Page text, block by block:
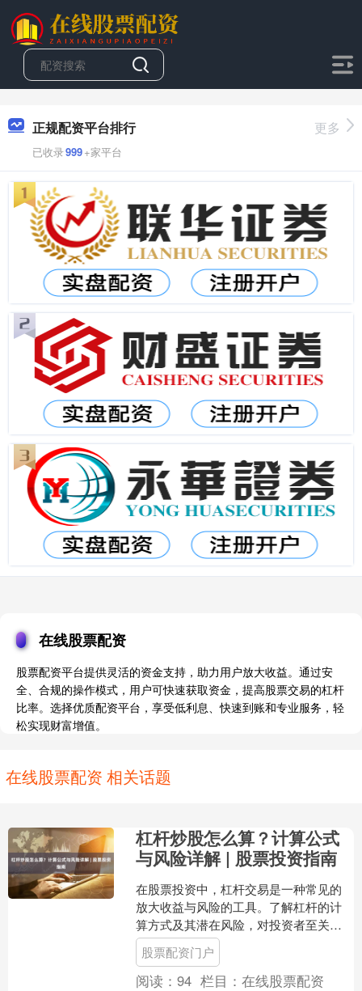
正规配资平台排行
已收录999+家平台
更多
在线股票配资
股票配资平台提供灵活的资金支持，助力用户放大收益。通过安
全、合规的操作模式，用户可快速获取资金，提高股票交易的杠杆
比率。选择优质配资平台，享受低利息、快速到账和专业服务，轻
松实现财富增值。
在线股票配资 相关话题
杠杆炒股怎么算？计算公式
与风险详解 | 股票投资指南
在股票投资中，杠杆交易是一种常见的
放大收益与风险的工具。了解杠杆的计
算方式及其潜在风险，对投资者至关重
要。本文将详细解析杠杆炒股的计算公
式，并深入探讨其风险，助....
股票配资门户
阅读：94 栏目：在线股票配资